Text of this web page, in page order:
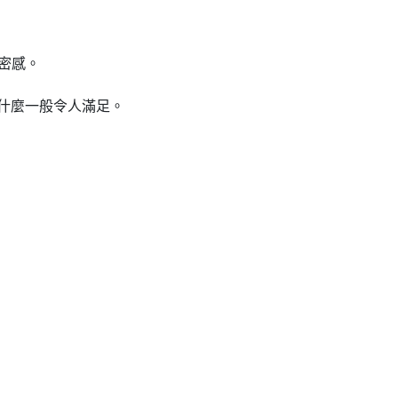
感。
麼一般令人滿足。